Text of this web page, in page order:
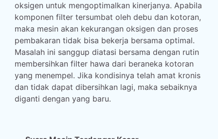
oksigen untuk mengoptimalkan kinerjanya. Apabila
komponen filter tersumbat oleh debu dan kotoran,
maka mesin akan kekurangan oksigen dan proses
pembakaran tidak bisa bekerja bersama optimal.
Masalah ini sanggup diatasi bersama dengan rutin
membersihkan filter hawa dari beraneka kotoran
yang menempel. Jika kondisinya telah amat kronis
dan tidak dapat dibersihkan lagi, maka sebaiknya
diganti dengan yang baru.